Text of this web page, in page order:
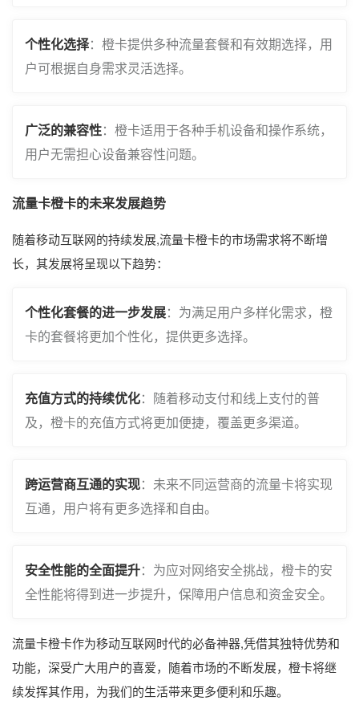
个性化选择：橙卡提供多种流量套餐和有效期选择，用
户可根据自身需求灵活选择。
广泛的兼容性：橙卡适用于各种手机设备和操作系统，
用户无需担心设备兼容性问题。
流量卡橙卡的未来发展趋势
随着移动互联网的持续发展,流量卡橙卡的市场需求将不断增
长，其发展将呈现以下趋势：
个性化套餐的进一步发展：为满足用户多样化需求，橙
卡的套餐将更加个性化，提供更多选择。
充值方式的持续优化：随着移动支付和线上支付的普
及，橙卡的充值方式将更加便捷，覆盖更多渠道。
跨运营商互通的实现：未来不同运营商的流量卡将实现
互通，用户将有更多选择和自由。
安全性能的全面提升：为应对网络安全挑战，橙卡的安
全性能将得到进一步提升，保障用户信息和资金安全。
流量卡橙卡作为移动互联网时代的必备神器,凭借其独特优势和
功能，深受广大用户的喜爱，随着市场的不断发展，橙卡将继
续发挥其作用，为我们的生活带来更多便利和乐趣。